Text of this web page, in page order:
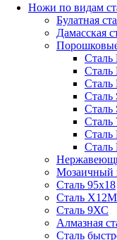
Ножи по видам
Булатная
Дамасская
Сталь
Сталь
Сталь
Сталь
Сталь
Сталь
Сталь
Мозаичный
Сталь 95х18
Сталь
Сталь 9ХС
Алмазная
Сталь